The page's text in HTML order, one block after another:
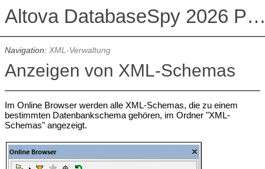
Altova DatabaseSpy 2026
Navigation: XML-Verwaltung
Anzeigen von XML-Schemas
Im Online Browser werden alle XML-Schemas, die zu einem
bestimmten Datenbankschema gehören, im Ordner "XML-
Schemas" angezeigt.